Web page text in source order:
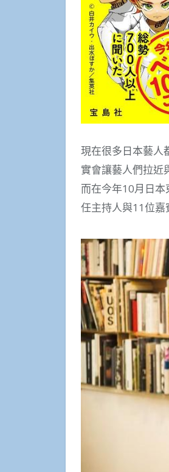
現在很多日本藝人
實會讓藝人們拉近
而在今年10月日
任主持人與11位嘉